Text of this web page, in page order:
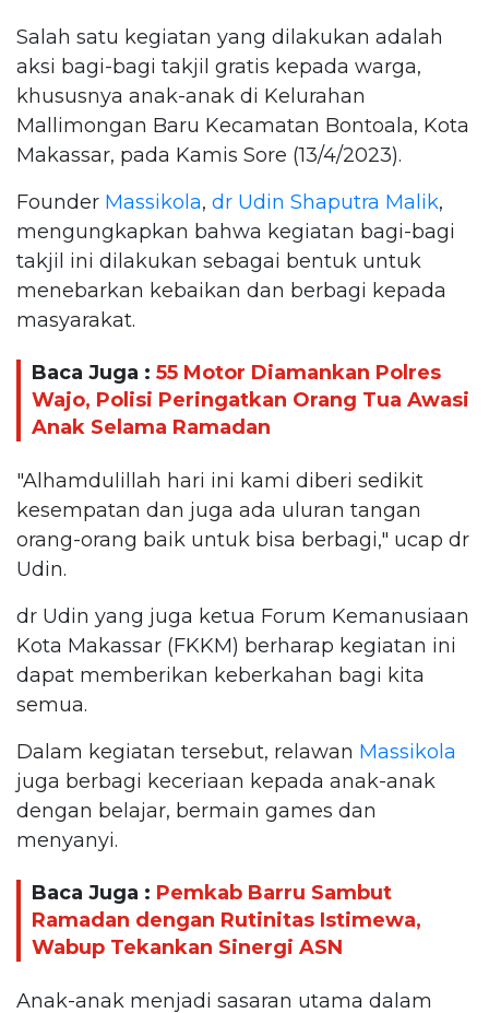
Salah satu kegiatan yang dilakukan adalah
aksi bagi-bagi takjil gratis kepada warga,
khususnya anak-anak di Kelurahan
Mallimongan Baru Kecamatan Bontoala, Kota
Makassar, pada Kamis Sore (13/4/2023).
Founder Massikola, dr Udin Shaputra Malik,
mengungkapkan bahwa kegiatan bagi-bagi
takjil ini dilakukan sebagai bentuk untuk
menebarkan kebaikan dan berbagi kepada
masyarakat.
Baca Juga : 55 Motor Diamankan Polres
Wajo, Polisi Peringatkan Orang Tua Awasi
Anak Selama Ramadan
"Alhamdulillah hari ini kami diberi sedikit
kesempatan dan juga ada uluran tangan
orang-orang baik untuk bisa berbagi," ucap dr
Udin.
dr Udin yang juga ketua Forum Kemanusiaan
Kota Makassar (FKKM) berharap kegiatan ini
dapat memberikan keberkahan bagi kita
semua.
Dalam kegiatan tersebut, relawan Massikola
juga berbagi keceriaan kepada anak-anak
dengan belajar, bermain games dan
menyanyi.
Baca Juga : Pemkab Barru Sambut
Ramadan dengan Rutinitas Istimewa,
Wabup Tekankan Sinergi ASN
Anak-anak menjadi sasaran utama dalam